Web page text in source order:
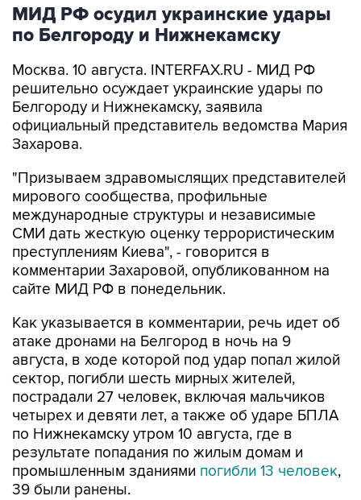
МИД РФ осудил украинские удары
по Белгороду и Нижнекамску
Москва. 10 августа. INTERFAX.RU - МИД РФ
решительно осуждает украинские удары по
Белгороду и Нижнекамску, заявила
официальный представитель ведомства Мария
Захарова.
"Призываем здравомыслящих представителей
мирового сообщества, профильные
международные структуры и независимые
СМИ дать жесткую оценку террористическим
преступлениям Киева", - говорится в
комментарии Захаровой, опубликованном на
сайте МИД РФ в понедельник.
Как указывается в комментарии, речь идет об
атаке дронами на Белгород в ночь на 9
августа, в ходе которой под удар попал жилой
сектор, погибли шесть мирных жителей,
пострадали 27 человек, включая мальчиков
четырех и девяти лет, а также об ударе БПЛА
по Нижнекамску утром 10 августа, где в
результате попадания по жилым домам и
промышленным зданиями погибли 13 человек,
39 были ранены.